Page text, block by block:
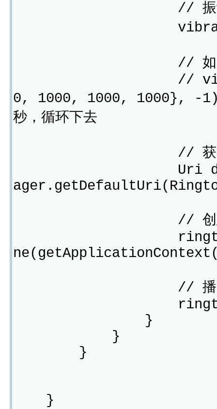
// 振动手机，传
// 如果需要重复振
//
0, 1000, 1000, 1000}, -1);
秒，循环下去
// 获取默认电
Uri
// 创建
ringtone =
// 播放电话
}
}
}
}